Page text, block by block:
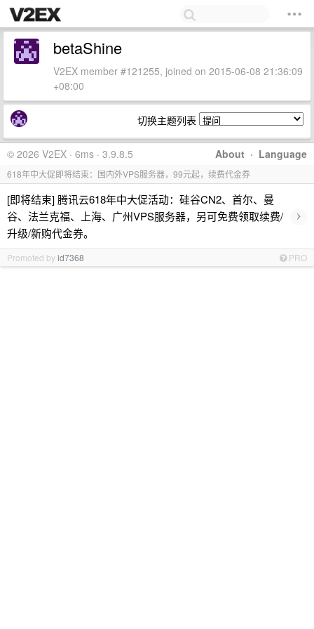
betaShine
V2EX member #121255, joined on 2015-06-08 21:36:09
+08:00
切换主题列表
About · Language
© 2026 V2EX · 6ms · 3.9.8.5
618年中大促即将结束：国内外VPS服务器，99元起，续费代金券
[即将结束] 腾讯云618年中大促活动：硅谷CN2、首尔、曼
谷、法兰克福、上海、广州VPS服务器，另可免费领取续费/
升级/新购代金券。
›
Promoted byid7368 PRO